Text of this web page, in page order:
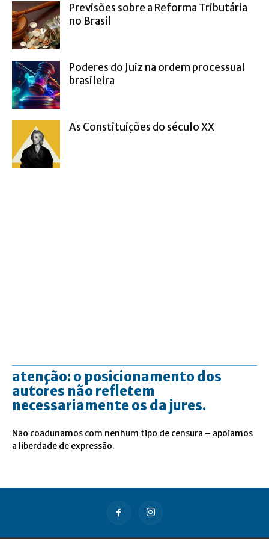
Previsões sobre a Reforma Tributária
no Brasil
Poderes do Juiz na ordem processual
brasileira
As Constituições do século XX
atenção: o posicionamento dos
autores não refletem
necessariamente os da jures.
Não coadunamos com nenhum tipo de censura – apoiamos
a liberdade de expressão.